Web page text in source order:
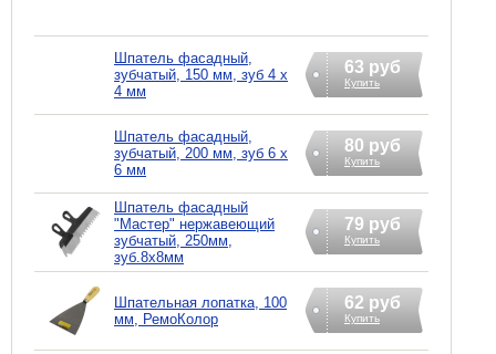
Шпатель фасадный,
зубчатый, 150 мм, зуб 4 х
4 мм
63 руб
Купить
Шпатель фасадный,
зубчатый, 200 мм, зуб 6 х
6 мм
80 руб
Купить
Шпатель фасадный
"Мастер" нержавеющий
зубчатый, 250мм,
зуб.8х8мм
79 руб
Купить
Шпательная лопатка, 100
мм, РемоКолор
62 руб
Купить